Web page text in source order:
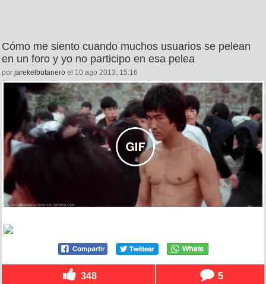
Cómo me siento cuando muchos usuarios se pelean
en un foro y yo no participo en esa pelea
por jarekelbutanero el 10 ago 2013, 15:16
348 5